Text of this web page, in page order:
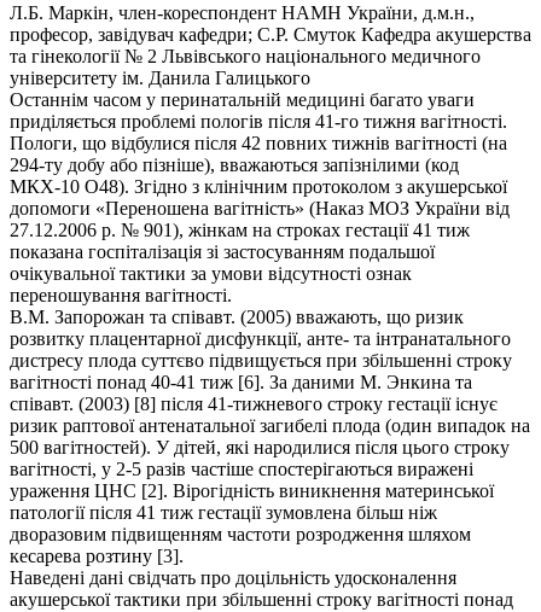
Л.Б. Маркін, член-кореспондент НАМН України, д.м.н.,
професор, завідувач кафедри; С.Р. Смуток Кафедра акушерства
та гінекології № 2 Львівського національного медичного
університету ім. Данила Галицького
Останнім часом у перинатальній медицині багато уваги
приділяється проблемі пологів після 41-го тижня вагітності.
Пологи, що відбулися після 42 повних тижнів вагітності (на
294-ту добу або пізніше), вважаються запізнілими (код
МКХ-10 О48). Згідно з клінічним протоколом з акушерської
допомоги «Переношена вагітність» (Наказ МОЗ України від
27.12.2006 р. № 901), жінкам на строках гестації 41 тиж
показана госпіталізація зі застосуванням подальшої
очікувальної тактики за умови відсутності ознак
переношування вагітності.
В.М. Запорожан та співавт. (2005) вважають, що ризик
розвитку плацентарної дисфункції, анте- та інтранатального
дистресу плода суттєво підвищується при збільшенні строку
вагітності понад 40-41 тиж [6]. За даними М. Энкина та
співавт. (2003) [8] після 41-тижневого строку гестації існує
ризик раптової антенатальної загибелі плода (один випадок на
500 вагітностей). У дітей, які народилися після цього строку
вагітності, у 2-5 разів частіше спостерігаються виражені
ураження ЦНС [2]. Вірогідність виникнення материнської
патології після 41 тиж гестації зумовлена більш ніж
дворазовим підвищенням частоти розродження шляхом
кесарева розтину [3].
Наведені дані свідчать про доцільність удосконалення
акушерської тактики при збільшенні строку вагітності понад